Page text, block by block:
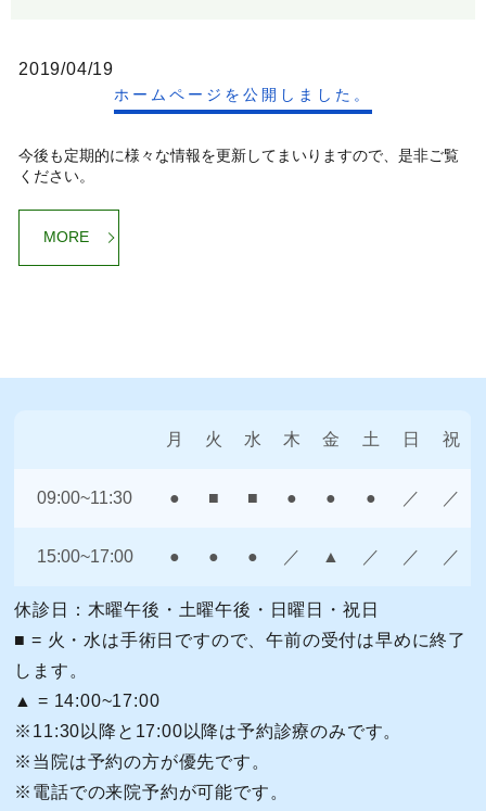
2019/04/19
ホームページを公開しました。
今後も定期的に様々な情報を更新してまいりますので、是非ご覧
ください。
MORE
月 火 水 木 金 土 日 祝
09:00~11:30 ● ■ ■ ● ● ● ／ ／
15:00~17:00 ● ● ● ／ ▲ ／ ／ ／
休診日：木曜午後・土曜午後・日曜日・祝日
■ = 火・水は手術日ですので、午前の受付は早めに終了
します。
▲ = 14:00~17:00
※11:30以降と17:00以降は予約診療のみです。
※当院は予約の方が優先です。
※電話での来院予約が可能です。